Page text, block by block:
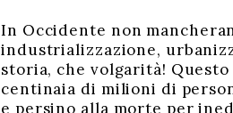
In Occidente non
industrializzazione,
storia, che volgarità!
centinaia di milioni di
e persino alla morte per